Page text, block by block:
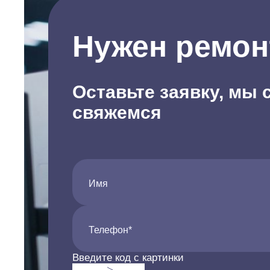
то
через
Нужен
Оставьте заявку, мы
свяжемся
Имя
Телефон*
Введите код с картинки